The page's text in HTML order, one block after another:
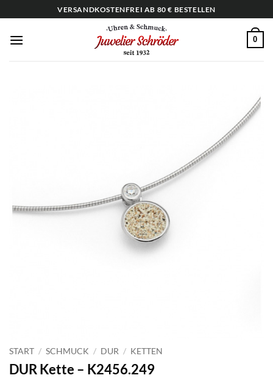
Inhalt
springen
VERSANDKOSTENFREI AB 80 € BESTELLEN
0
START / SCHMUCK / DUR / KETTEN
DUR Kette – K2456.249